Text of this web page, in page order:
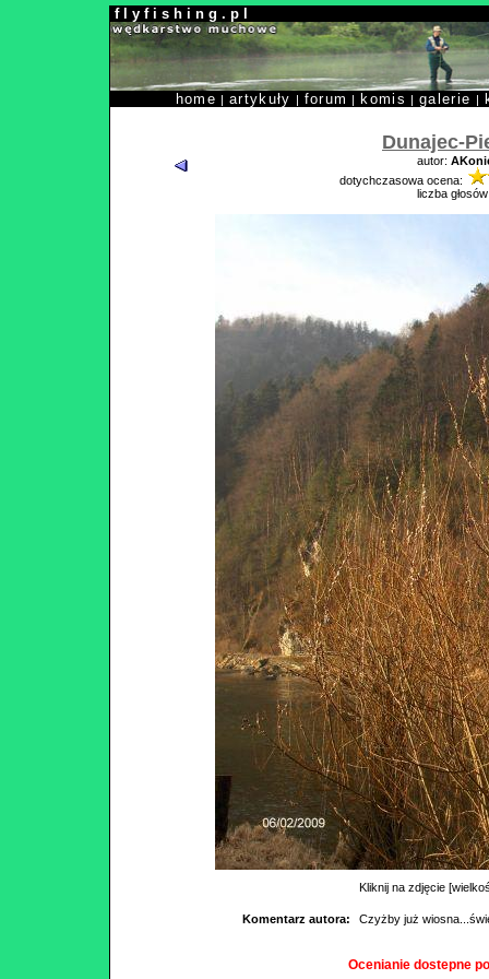
f l y f i s h i n g . p l
home |artykuły | forum | komis |galerie |
Dunajec-
autor:
dotychczasowa ocena:
liczba
Kliknij na zdjęcie
Komentarz autora: Czyżby już
Ocenianie dostepne